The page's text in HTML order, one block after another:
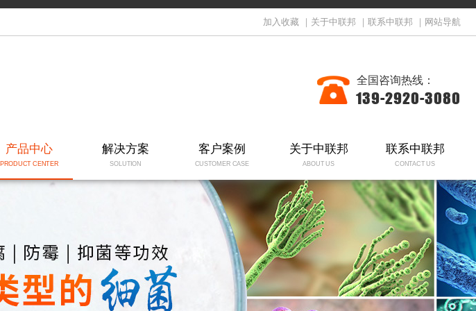
加入收藏 关于中联邦 联系中联邦 网站导航
全国咨询热线：
139-2920-3080
产品中心
PRODUCT CENTER
解决方案
SOLUTION
客户案例
CUSTOMER CASE
关于中联邦
ABOUT US
联系中联邦
CONTACT US